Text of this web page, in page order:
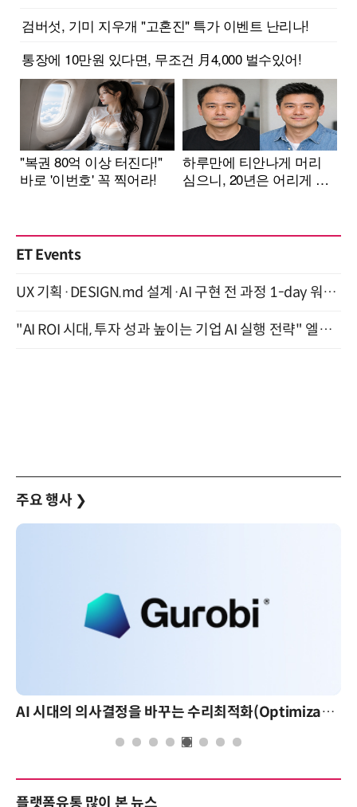
ET Events
UX 기획·DESIGN.md 설계·AI 구현 전 과정 1-day 워크숍 with Claude Code·Codex 9월 15일 개최
"AI ROI 시대, 투자 성과 높이는 기업 AI 실행 전략" 엘타워 6층 (9월 18일)
주요 행사 ❯
AI 시대의 의사결정을 바꾸는 수리최적화(Optimization): 실제 산업 적용 사례와 활용 전략
플랫폼유통 많이 본 뉴스